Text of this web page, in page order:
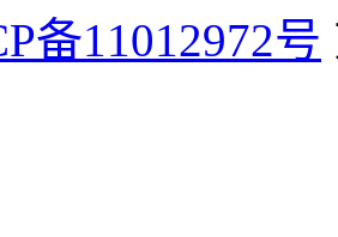
备11012972号